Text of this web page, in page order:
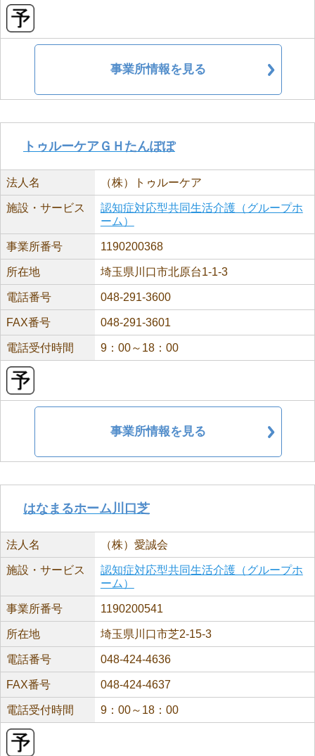
事業所情報を見る
トゥルーケアＧＨたんぽぽ
法人名 （株）トゥルーケア
施設・サービス
認知症対応型共同生活介護（グループホ
ーム）
事業所番号 1190200368
所在地 埼玉県川口市北原台1-1-3
電話番号 048-291-3600
FAX番号 048-291-3601
電話受付時間 9：00～18：00
事業所情報を見る
はなまるホーム川口芝
法人名 （株）愛誠会
施設・サービス
認知症対応型共同生活介護（グループホ
ーム）
事業所番号 1190200541
所在地 埼玉県川口市芝2-15-3
電話番号 048-424-4636
FAX番号 048-424-4637
電話受付時間 9：00～18：00